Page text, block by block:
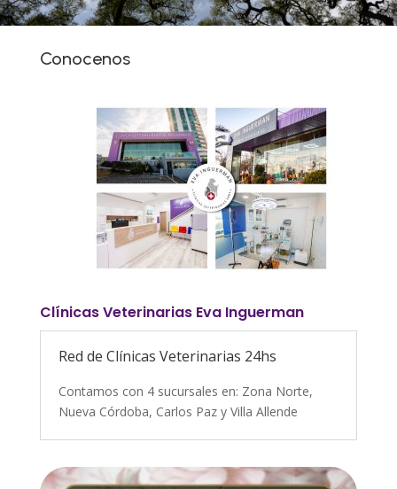
Conocenos
Clínicas Veterinarias Eva Inguerman
Red de Clínicas Veterinarias 24hs
Contamos con 4 sucursales en: Zona Norte,
Nueva Córdoba, Carlos Paz y Villa Allende